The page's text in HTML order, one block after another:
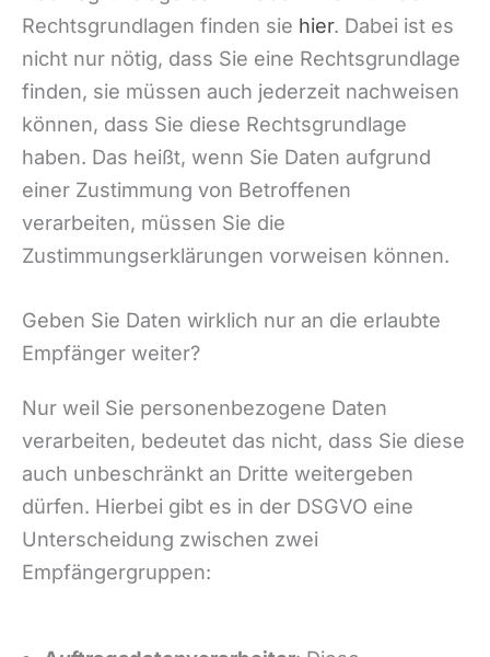
Rechtsgrundlagen finden sie hier. Dabei ist es
nicht nur nötig, dass Sie eine Rechtsgrundlage
finden, sie müssen auch jederzeit nachweisen
können, dass Sie diese Rechtsgrundlage
haben. Das heißt, wenn Sie Daten aufgrund
einer Zustimmung von Betroffenen
verarbeiten, müssen Sie die
Zustimmungserklärungen vorweisen können.
Geben Sie Daten wirklich nur an die erlaubte
Empfänger weiter?
Nur weil Sie personenbezogene Daten
verarbeiten, bedeutet das nicht, dass Sie diese
auch unbeschränkt an Dritte weitergeben
dürfen. Hierbei gibt es in der DSGVO eine
Unterscheidung zwischen zwei
Empfängergruppen: